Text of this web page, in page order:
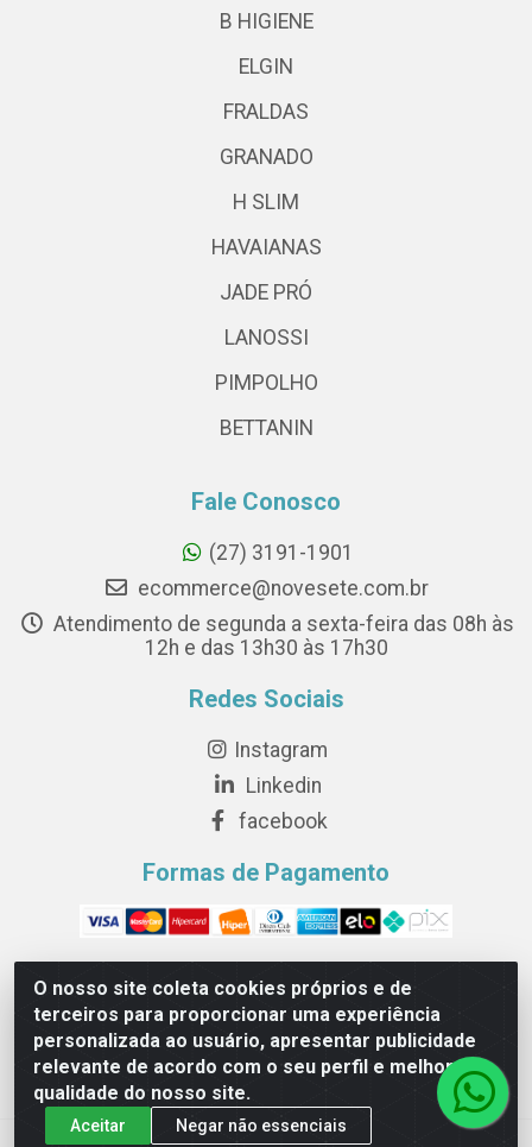
O nosso site coleta cookies próprios e de
terceiros para proporcionar uma experiência
personalizada ao usuário, apresentar publicidade
relevante de acordo com o seu perfil e melhorar a
qualidade do nosso site.
Aceitar Negar não essenciais
B HIGIENE
ELGIN
FRALDAS
GRANADO
H SLIM
HAVAIANAS
JADE PRÓ
LANOSSI
PIMPOLHO
BETTANIN
Fale Conosco
(27) 3191-1901
ecommerce@novesete.com.br
Atendimento de segunda a sexta-feira das 08h às
12h e das 13h30 às 17h30
Redes Sociais
Instagram
Linkedin
facebook
Formas de Pagamento
Novesete Distribuidora LTDA - Avenida Setecentos, S/N,
Terminal Intermodal da Serra, Serra/ES - CEP 29161-414 -
CNPJ 29.479.604/0001-44